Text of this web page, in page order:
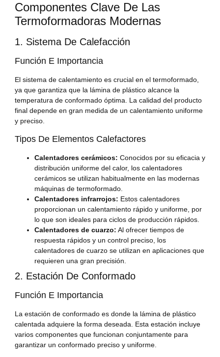
Componentes Clave De Las
Termoformadoras Modernas
1. Sistema De Calefacción
Función E Importancia
El sistema de calentamiento es crucial en el termoformado,
ya que garantiza que la lámina de plástico alcance la
temperatura de conformado óptima. La calidad del producto
final depende en gran medida de un calentamiento uniforme
y preciso.
Tipos De Elementos Calefactores
Calentadores cerámicos: Conocidos por su eficacia y
distribución uniforme del calor, los calentadores
cerámicos se utilizan habitualmente en las modernas
máquinas de termoformado.
Calentadores infrarrojos: Estos calentadores
proporcionan un calentamiento rápido y uniforme, por
lo que son ideales para ciclos de producción rápidos.
Calentadores de cuarzo: Al ofrecer tiempos de
respuesta rápidos y un control preciso, los
calentadores de cuarzo se utilizan en aplicaciones que
requieren una gran precisión.
2. Estación De Conformado
Función E Importancia
La estación de conformado es donde la lámina de plástico
calentada adquiere la forma deseada. Esta estación incluye
varios componentes que funcionan conjuntamente para
garantizar un conformado preciso y uniforme.